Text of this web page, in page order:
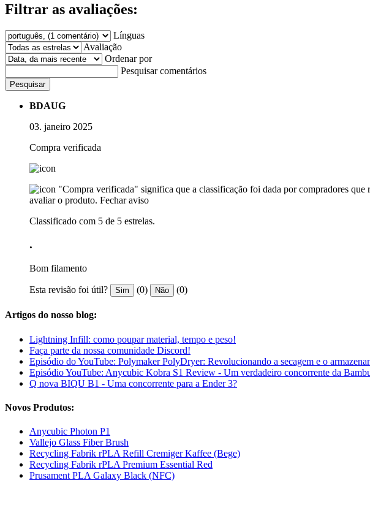
Filtrar as avaliações:
Línguas
Avaliação
Ordenar por
Pesquisar comentários
Pesquisar
BDAUG
03. janeiro 2025
Compra verificada
"Compra verificada" significa que a classificação foi dada por compradores
avaliar o produto. Fechar aviso
Classificado com 5 de 5 estrelas.
.
Bom filamento
Esta revisão foi útil? Sim (0) Não (0)
Artigos do nosso blog:
Lightning Infill: como poupar material, tempo e peso!
Faça parte da nossa comunidade Discord!
Episódio do YouTube: Polymaker PolyDryer: Revolucionando a secagem e o
Episódio YouTube: Anycubic Kobra S1 Review - Um verdadeiro concorrente da
Q nova BIQU B1 - Uma concorrente para a Ender 3?
Novos Produtos:
Anycubic Photon P1
Vallejo Glass Fiber Brush
Recycling Fabrik rPLA Refill Cremiger Kaffee (Bege)
Recycling Fabrik rPLA Premium Essential Red
Prusament PLA Galaxy Black (NFC)